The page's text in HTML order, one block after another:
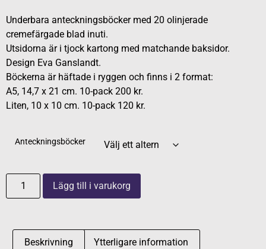
Underbara anteckningsböcker med 20 olinjerade
cremefärgade blad inuti.
Utsidorna är i tjock kartong med matchande baksidor.
Design Eva Ganslandt.
Böckerna är häftade i ryggen och finns i 2 format:
A5, 14,7 x 21 cm. 10-pack 200 kr.
Liten, 10 x 10 cm. 10-pack 120 kr.
Anteckningsböcker
Lägg till i varukorg
Beskrivning Ytterligare information